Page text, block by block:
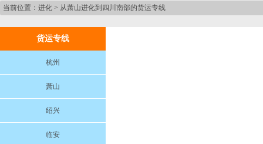
当前位置： 进化 > 从萧山进化到四川南部的货运专线
货运专线
杭州
萧山
绍兴
临安